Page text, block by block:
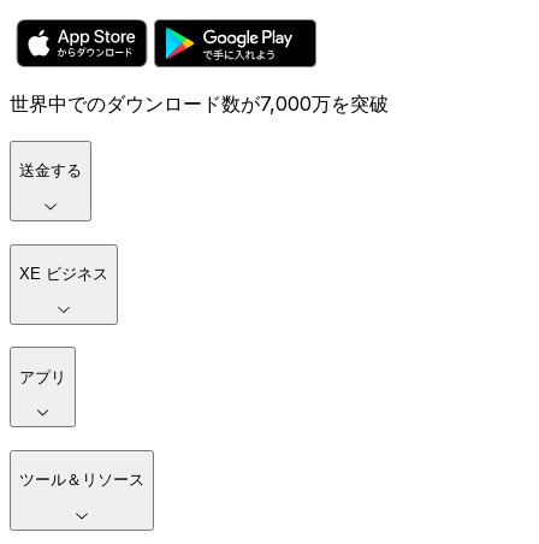
世界中でのダウンロード数が7,000万を突破
送金する
XE ビジネス
アプリ
ツール＆リソース